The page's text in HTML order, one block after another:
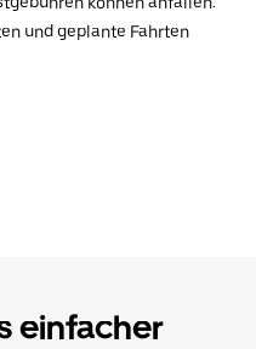
und geplante Fahrten
einfacher